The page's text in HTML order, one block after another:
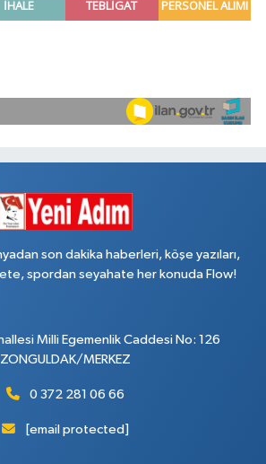
son dakika haberleri, köşe yazıları,
spordan seyahate her konuda Flow!
Milli Egemenlik Caddesi No: 126
ZONGULDAK/MERKEZ
0 372 281 06 66
[email protected]